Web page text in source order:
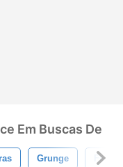
Em Buscas De
Grunge Fenda